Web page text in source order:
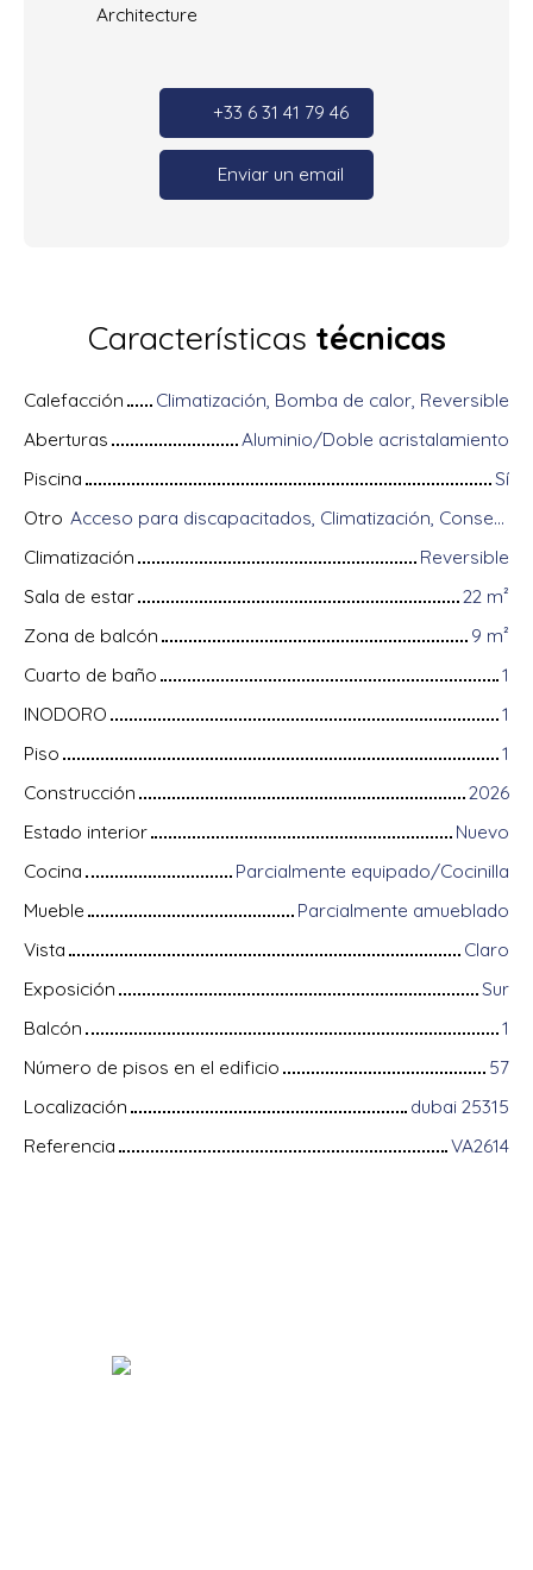
Architecture
+33 6 31 41 79 46
Enviar un email
Características técnicas
Calefacción
Climatización, Bomba de calor, Reversible
Aberturas
Aluminio/Doble acristalamiento
Piscina
Sí
Otro
Acceso para discapacitados, Climatización, Conserje, Equipos domóticos, Fibra óptica, Guardián, Intercomunicador, Portón motorizado, Puerta blindada, Sistema de alarma, Videófono
Climatización
Reversible
Sala de estar
22 m²
Zona de balcón
9 m²
Cuarto de baño
1
INODORO
1
Piso
1
Construcción
2026
Estado interior
Nuevo
Cocina
Parcialmente equipado/Cocinilla
Mueble
Parcialmente amueblado
Vista
Claro
Exposición
Sur
Balcón
1
Número de pisos en el edificio
57
Localización
dubai 25315
Referencia
VA2614